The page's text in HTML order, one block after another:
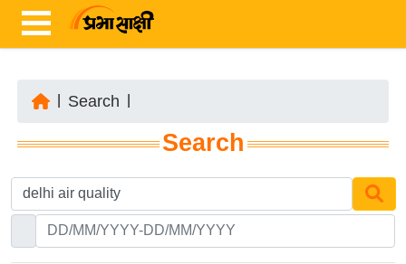
ज़ा
ख
र
Search
Search